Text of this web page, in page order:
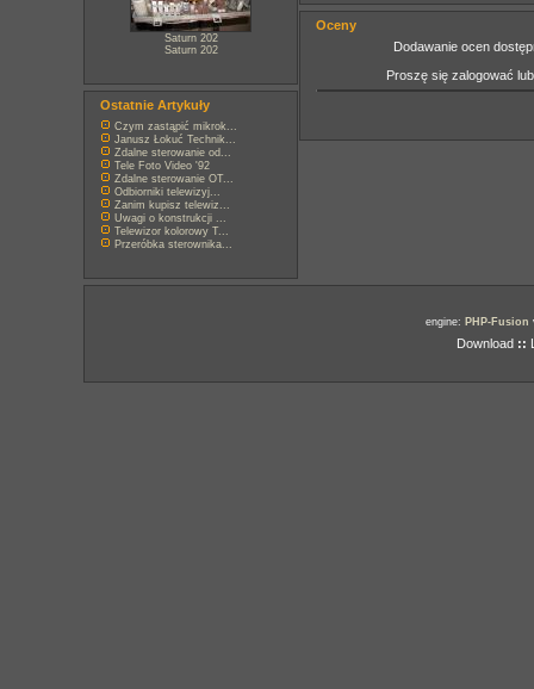
Saturn 202
Saturn 202
Ostatnie Artykuły
Czym zastąpić mikrok...
Janusz Łokuć Technik...
Zdalne sterowanie od...
Tele Foto Video '92
Zdalne sterowanie OT...
Odbiorniki telewizyj...
Zanim kupisz telewiz...
Uwagi o konstrukcji ...
Telewizor kolorowy T...
Przeróbka sterownika...
Oceny
Dodawanie ocen
Proszę się zalogować
engine: PHP-Fusion
Download ::